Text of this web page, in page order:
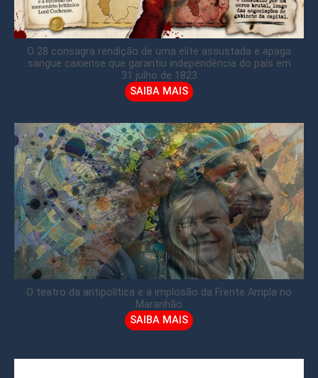
O 28 consagra rendição de uma elite assustada e apaga
sangue caxiense que garantiu independência do país em
31 julho de 1823
SAIBA MAIS
O teatro da antipolítica e a implosão da Frente Ampla no
Maranhão
SAIBA MAIS